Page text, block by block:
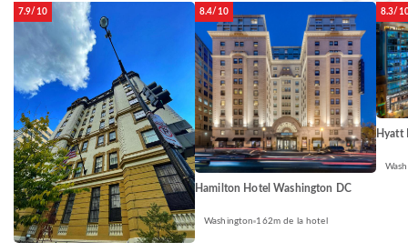
7.9/10 8.4/10
Hamilton Hotel Washington DC
Washington 162m de la hotel
8.3/
Hyatt